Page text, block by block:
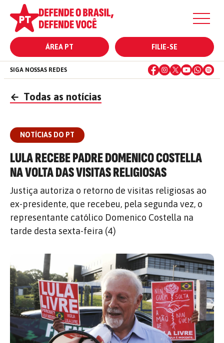
ÁREA PT FILIE-SE
SIGA NOSSAS REDES
← Todas as notícias
NOTÍCIAS DO PT
LULA RECEBE PADRE DOMENICO COSTELLA
NA VOLTA DAS VISITAS RELIGIOSAS
Justiça autoriza o retorno de visitas religiosas ao
ex-presidente, que recebeu, pela segunda vez, o
representante católico Domenico Costella na
tarde desta sexta-feira (4)